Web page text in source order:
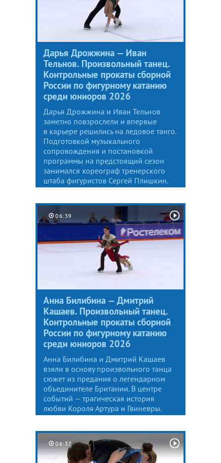
Дарья Дрожжина — Иван
Тельнов. Произвольный танец.
Контрольные прокаты сборной
России по фигурному катанию
среди юниоров 2026
Дарья Дрожжина и Иван Тельнов
заметно повзрослели и впервые
в карьере решились на ледовое танго.
Подготовкой музыкального
сопровождения и постановкой
программы на предстоящий сезон
занимался хореограф тренерского
штаба фигуристов Сергей Плишкин.
06:39
Анна Билибина — Дмитрий
Кашаев. Произвольный танец.
Контрольные прокаты сборной
России по фигурному катанию
среди юниоров 2026
Анна Билибина и Дмитрий Кашаев
взяли в основу произвольного танца
сюжет из предания о легендарном
объединителе Британии. В центре
событий — трагическая история
любви Короля Артура и Гвиневры.
06:37